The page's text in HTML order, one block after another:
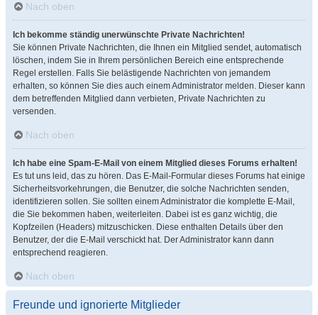
Nach oben
Ich bekomme ständig unerwünschte Private Nachrichten!
Sie können Private Nachrichten, die Ihnen ein Mitglied sendet, automatisch
löschen, indem Sie in Ihrem persönlichen Bereich eine entsprechende
Regel erstellen. Falls Sie belästigende Nachrichten von jemandem
erhalten, so können Sie dies auch einem Administrator melden. Dieser kann
dem betreffenden Mitglied dann verbieten, Private Nachrichten zu
versenden.
Nach oben
Ich habe eine Spam-E-Mail von einem Mitglied dieses Forums erhalten!
Es tut uns leid, das zu hören. Das E-Mail-Formular dieses Forums hat einige
Sicherheitsvorkehrungen, die Benutzer, die solche Nachrichten senden,
identifizieren sollen. Sie sollten einem Administrator die komplette E-Mail,
die Sie bekommen haben, weiterleiten. Dabei ist es ganz wichtig, die
Kopfzeilen (Headers) mitzuschicken. Diese enthalten Details über den
Benutzer, der die E-Mail verschickt hat. Der Administrator kann dann
entsprechend reagieren.
Nach oben
Freunde und ignorierte Mitglieder